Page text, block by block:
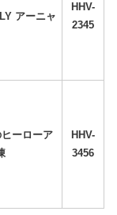
アーニャ
HHV-
2345
ーローア
HHV-
3456